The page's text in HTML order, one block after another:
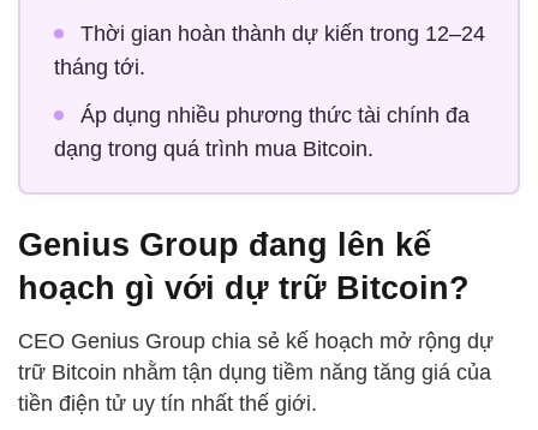
Thời gian hoàn thành dự kiến trong 12–24
tháng tới.
Áp dụng nhiều phương thức tài chính đa
dạng trong quá trình mua Bitcoin.
Genius Group đang lên kế
hoạch gì với dự trữ Bitcoin?
CEO Genius Group chia sẻ kế hoạch mở rộng dự
trữ Bitcoin nhằm tận dụng tiềm năng tăng giá của
tiền điện tử uy tín nhất thế giới.